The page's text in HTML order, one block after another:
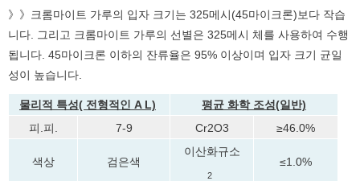
》》크롬마이트 가루의 입자 크기는 325메시(45마이크론)보다 작습
니다. 그리고 크롬마이트 가루의 선별은 325메시 체를 사용하여 수행
됩니다. 45마이크론 이하의 잔류율은 95% 이상이며 입자 크기 균일
성이 높습니다.
물리적 특성( 전형적인 A L)
평균 화학 조성(일반)
피.피.
7-9 Cr2O3 ≥46.0%
색상 검은색
이산화규소
2
≤1.0%